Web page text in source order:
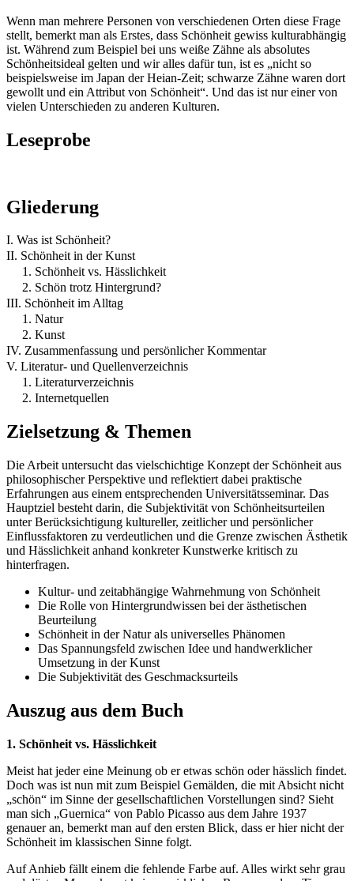
Wenn man mehrere Personen von verschiedenen Orten diese Frage
stellt, bemerkt man als Erstes, dass Schönheit gewiss kulturabhängig
ist. Während zum Beispiel bei uns weiße Zähne als absolutes
Schönheitsideal gelten und wir alles dafür tun, ist es „nicht so
beispielsweise im Japan der Heian-Zeit; schwarze Zähne waren dort
gewollt und ein Attribut von Schönheit“. Und das ist nur einer von
vielen Unterschieden zu anderen Kulturen.
Leseprobe
Gliederung
I. Was ist Schönheit?
II. Schönheit in der Kunst
1. Schönheit vs. Hässlichkeit
2. Schön trotz Hintergrund?
III. Schönheit im Alltag
1. Natur
2. Kunst
IV. Zusammenfassung und persönlicher Kommentar
V. Literatur- und Quellenverzeichnis
1. Literaturverzeichnis
2. Internetquellen
Zielsetzung & Themen
Die Arbeit untersucht das vielschichtige Konzept der Schönheit aus
philosophischer Perspektive und reflektiert dabei praktische
Erfahrungen aus einem entsprechenden Universitätsseminar. Das
Hauptziel besteht darin, die Subjektivität von Schönheitsurteilen
unter Berücksichtigung kultureller, zeitlicher und persönlicher
Einflussfaktoren zu verdeutlichen und die Grenze zwischen Ästhetik
und Hässlichkeit anhand konkreter Kunstwerke kritisch zu
hinterfragen.
Kultur- und zeitabhängige Wahrnehmung von Schönheit
Die Rolle von Hintergrundwissen bei der ästhetischen
Beurteilung
Schönheit in der Natur als universelles Phänomen
Das Spannungsfeld zwischen Idee und handwerklicher
Umsetzung in der Kunst
Die Subjektivität des Geschmacksurteils
Auszug aus dem Buch
1. Schönheit vs. Hässlichkeit
Meist hat jeder eine Meinung ob er etwas schön oder hässlich findet.
Doch was ist nun mit zum Beispiel Gemälden, die mit Absicht nicht
„schön“ im Sinne der gesellschaftlichen Vorstellungen sind? Sieht
man sich „Guernica“ von Pablo Picasso aus dem Jahre 1937
genauer an, bemerkt man auf den ersten Blick, dass er hier nicht der
Schönheit im klassischen Sinne folgt.
Auf Anhieb fällt einem die fehlende Farbe auf. Alles wirkt sehr grau